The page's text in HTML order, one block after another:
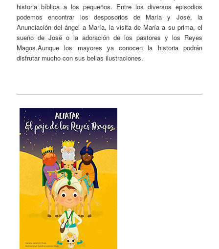
historia bíblica a los pequeños. Entre los diversos episodios
podemos encontrar los desposorios de María y José, la
Anunciación del ángel a María, la visita de María a su prima, el
sueño de José o la adoración de los pastores y los Reyes
Magos.Aunque los mayores ya conocen la historia podrán
disfrutar mucho con sus bellas ilustraciones.